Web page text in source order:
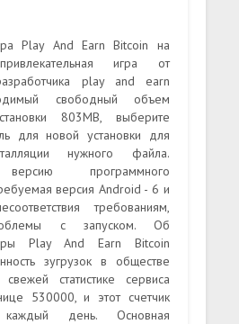
Play And Earn Bitcoin на
игра от
play and earn
свободный объем
803MB, выберите
для новой установки для
нужного файла.
программного
версия Android - 6 и
требованиям,
с запуском. Об
Play And Earn Bitcoin
зугрузок в обществе
статистике сервиса
530000, и этот счетчик
каждый день. Основная